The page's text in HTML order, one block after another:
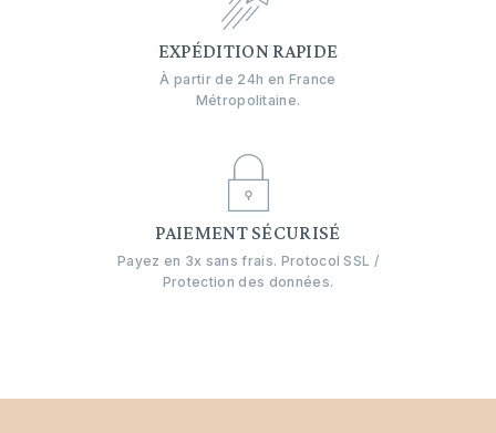
EXPÉDITION RAPIDE
À partir de 24h en France
Métropolitaine.
PAIEMENT SÉCURISÉ
Payez en 3x sans frais. Protocol SSL /
Protection des données.